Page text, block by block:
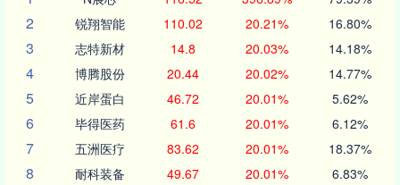
2 锐翔智能 110.02 20.21% 16.80%
3 志特新材 14.8 20.03% 14.18%
4 博腾股份 20.44 20.02% 14.77%
5 近岸蛋白 46.72 20.01% 5.62%
6 毕得医药 61.6 20.01% 6.12%
7 五洲医疗 83.62 20.01% 18.37%
8 耐科装备 49.67 20.01% 6.83%